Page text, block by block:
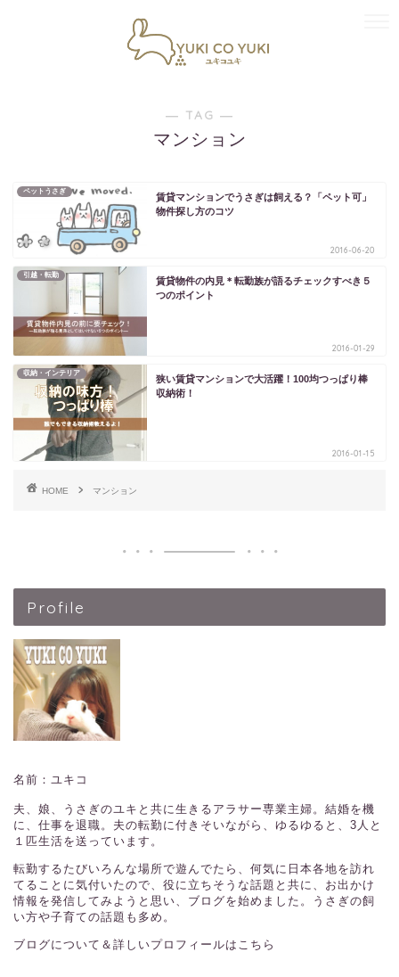
― TAG ―
マンション
ペットうさぎ
賃貸マンションでうさぎは飼える？「ペット可」
物件探し方のコツ
2016-06-20
引越・転勤
賃貸物件の内見＊転勤族が語るチェックすべき５
つのポイント
2016-01-29
収納・インテリア
狭い賃貸マンションで大活躍！100均つっぱり棒
収納術！
2016-01-15
HOME マンション
Profile
名前：ユキコ
夫、娘、うさぎのユキと共に生きるアラサー専業主婦。結婚を機
に、仕事を退職。夫の転勤に付きそいながら、ゆるゆると、3人と
１匹生活を送っています。
転勤するたびいろんな場所で遊んでたら、何気に日本各地を訪れ
てることに気付いたので、役に立ちそうな話題と共に、お出かけ
情報を発信してみようと思い、ブログを始めました。うさぎの飼
い方や子育ての話題も多め。
ブログについて＆詳しいプロフィールはこちら